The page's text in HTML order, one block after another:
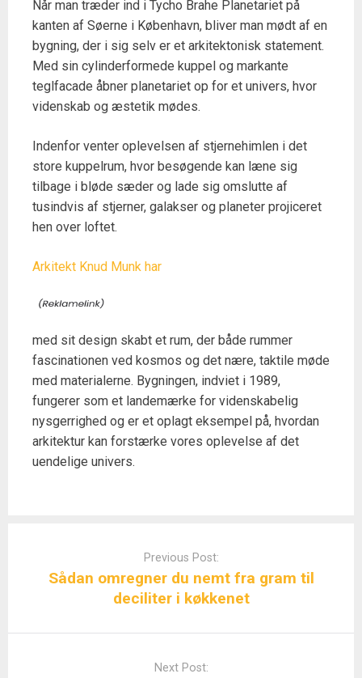
Når man træder ind i Tycho Brahe Planetariet på
kanten af Søerne i København, bliver man mødt af en
bygning, der i sig selv er et arkitektonisk statement.
Med sin cylinderformede kuppel og markante
teglfacade åbner planetariet op for et univers, hvor
videnskab og æstetik mødes.
Indenfor venter oplevelsen af stjernehimlen i det
store kuppelrum, hvor besøgende kan læne sig
tilbage i bløde sæder og lade sig omslutte af
tusindvis af stjerner, galakser og planeter projiceret
hen over loftet.
Arkitekt Knud Munk har
med sit design skabt et rum, der både rummer
fascinationen ved kosmos og det nære, taktile møde
med materialerne. Bygningen, indviet i 1989,
fungerer som et landemærke for videnskabelig
nysgerrighed og er et oplagt eksempel på, hvordan
arkitektur kan forstærke vores oplevelse af det
uendelige univers.
Previous Post:
Sådan omregner du nemt fra gram til
deciliter i køkkenet
Next Post: